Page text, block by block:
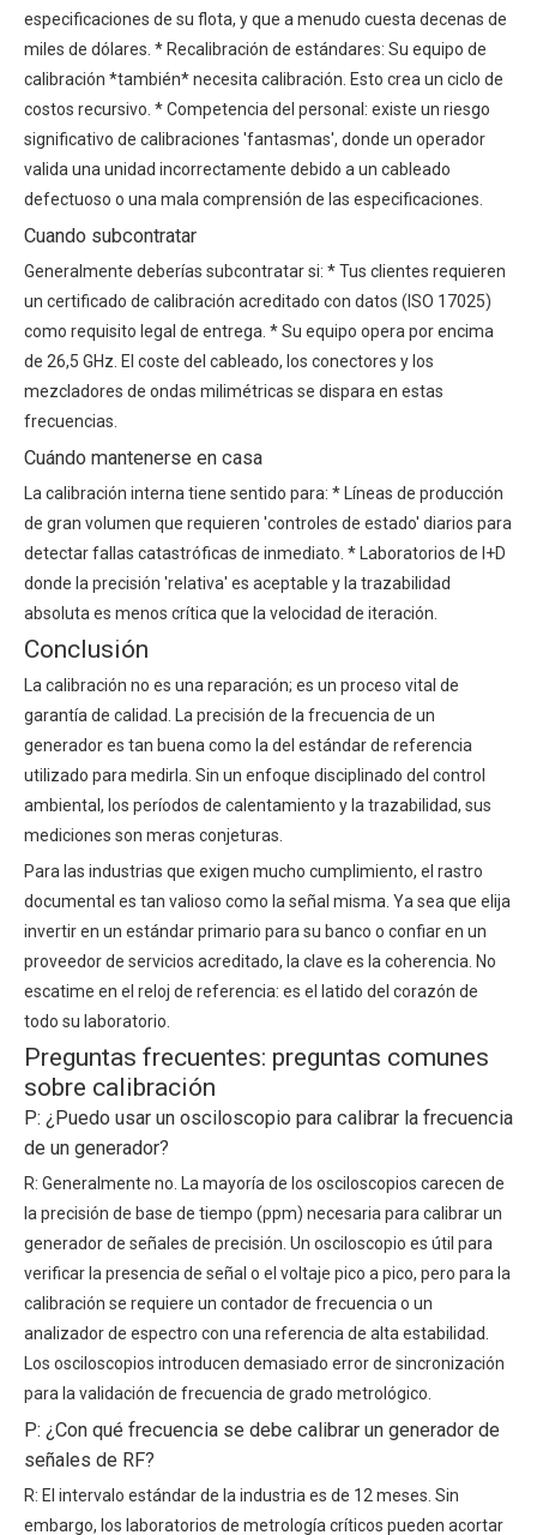
especificaciones de su flota, y que a menudo cuesta decenas de
miles de dólares. * Recalibración de estándares: Su equipo de
calibración *también* necesita calibración. Esto crea un ciclo de
costos recursivo. * Competencia del personal: existe un riesgo
significativo de calibraciones 'fantasmas', donde un operador
valida una unidad incorrectamente debido a un cableado
defectuoso o una mala comprensión de las especificaciones.
Cuando subcontratar
Generalmente deberías subcontratar si: * Tus clientes requieren
un certificado de calibración acreditado con datos (ISO 17025)
como requisito legal de entrega. * Su equipo opera por encima
de 26,5 GHz. El coste del cableado, los conectores y los
mezcladores de ondas milimétricas se dispara en estas
frecuencias.
Cuándo mantenerse en casa
La calibración interna tiene sentido para: * Líneas de producción
de gran volumen que requieren 'controles de estado' diarios para
detectar fallas catastróficas de inmediato. * Laboratorios de I+D
donde la precisión 'relativa' es aceptable y la trazabilidad
absoluta es menos crítica que la velocidad de iteración.
Conclusión
La calibración no es una reparación; es un proceso vital de
garantía de calidad. La precisión de la frecuencia de un
generadores tan buena como la del estándar de referencia
utilizado para medirla. Sin un enfoque disciplinado del control
ambiental, los períodos de calentamiento y la trazabilidad, sus
mediciones son meras conjeturas.
Para las industrias que exigen mucho cumplimiento, el rastro
documental es tan valioso como la señal misma. Ya sea que elija
invertir en un estándar primario para su banco o confiar en un
proveedor de servicios acreditado, la clave es la coherencia. No
escatime en el reloj de referencia: es el latido del corazón de
todo su laboratorio.
Preguntas frecuentes: preguntas comunes
sobre calibración
P: ¿Puedo usar un osciloscopio para calibrar la frecuencia
de un generador?
R: Generalmente no. La mayoría de los osciloscopios carecen de
la precisión de base de tiempo (ppm) necesaria para calibrar un
generador de señales de precisión. Un osciloscopio es útil para
verificar la presencia de señal o el voltaje pico a pico, pero para la
calibración se requiere un contador de frecuencia o un
analizador de espectro con una referencia de alta estabilidad.
Los osciloscopios introducen demasiado error de sincronización
para la validación de frecuencia de grado metrológico.
P: ¿Con qué frecuencia se debe calibrar un generador de
señales de RF?
R: El intervalo estándar de la industria es de 12 meses. Sin
embargo, los laboratorios de metrología críticos pueden acortar